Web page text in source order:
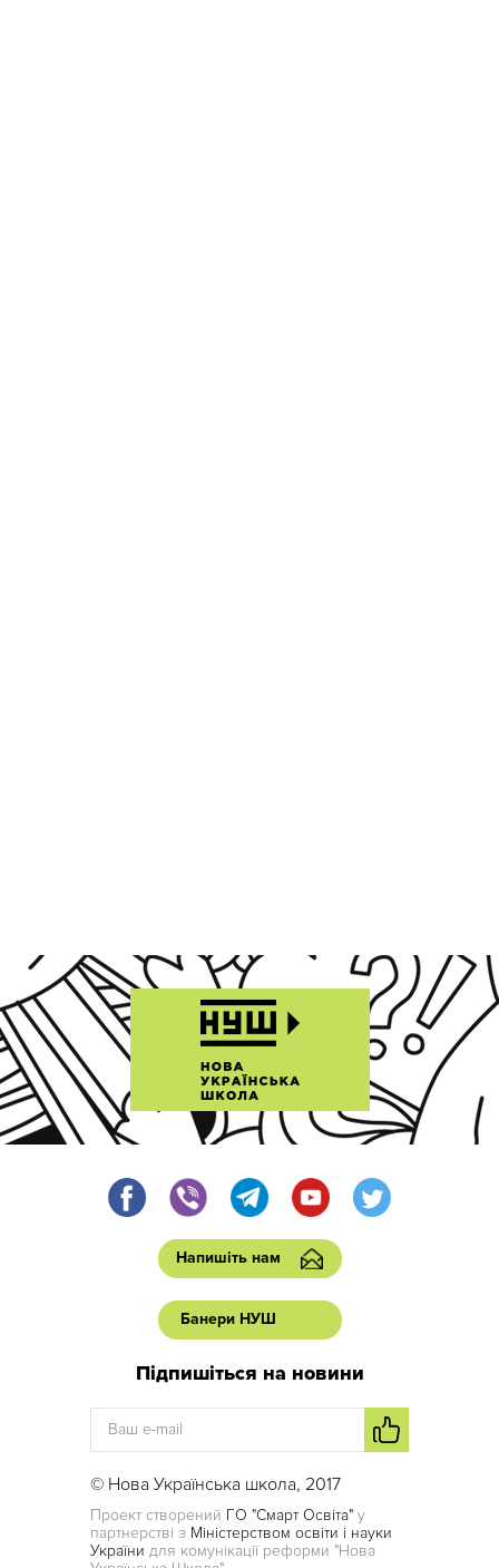
Напишіть нам
Банери НУШ
Підпишіться на новини
© Нова Українська школа, 2017
Проект створений ГО "Смарт Освіта" у
партнерстві з Міністерством освіти і науки
України для комунікації реформи "Нова